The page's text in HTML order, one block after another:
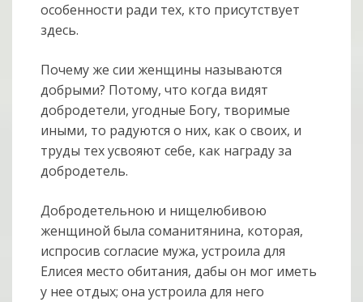
особенности ради тех, кто присутствует
здесь.
Почему же сии женщины называются
добрыми? Потому, что когда видят
добродетели, угодные Богу, творимые
иными, то радуются о них, как о своих, и
труды тех усвояют себе, как награду за
добродетель.
Добродетельною и нищелюбивою
женщиной была соманитянина, которая,
испросив согласие мужа, устроила для
Елисея место обитания, дабы он мог иметь
у нее отдых; она устроила для него